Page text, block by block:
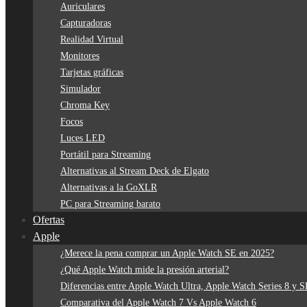
Auriculares
Capturadoras
Realidad Virtual
Monitores
Tarjetas gráficas
Simulador
Chroma Key
Focos
Luces LED
Portátil para Streaming
Alternativas al Stream Deck de Elgato
Alternativas a la GoXLR
PC para Streaming barato
Ofertas
Apple
¿Merece la pena comprar un Apple Watch SE en 2025?
¿Qué Apple Watch mide la presión arterial?
Diferencias entre Apple Watch Ultra, Apple Watch Series 8 y
Comparativa del Apple Watch 7 Vs Apple Watch 6